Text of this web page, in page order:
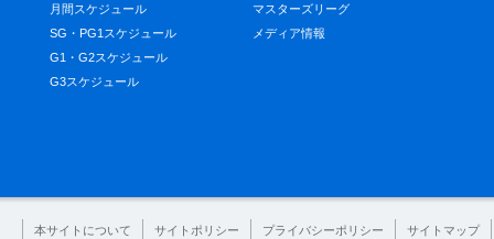
月間スケジュール
SG・PG1スケジュール
G1・G2スケジュール
G3スケジュール
マスターズリーグ
メディア情報
本サイトについて サイトポリシー プライバシーポリシー サイトマップ